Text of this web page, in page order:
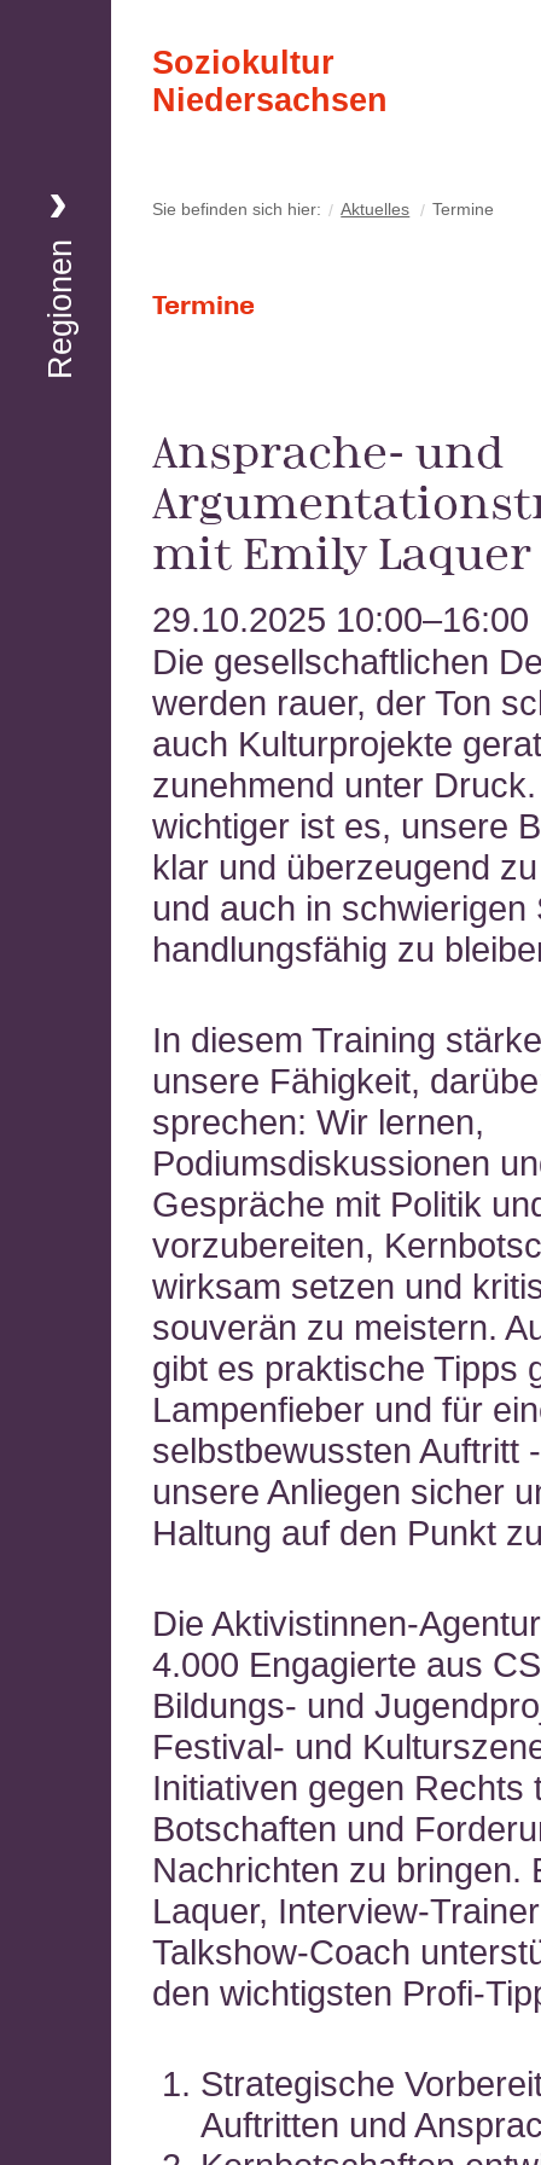
Soziokultur
Niedersachsen
Sie befinden sich hier: Aktuelles Termine
Regionen
Region Nord
Region Nord-Ost
Region Hannover
Region West
Termine
Ansprache- und
mit Emily
29.10.2025 10:00–16:00
Die gesellschaftlichen
werden rauer, der Ton
auch Kulturprojekte
zunehmend unter
wichtiger ist es, unsere
klar und überzeugend
und auch in schwierigen
handlungsfähig zu
In diesem Training
unsere Fähigkeit,
sprechen: Wir lernen,
Podiumsdiskussionen
Gespräche mit Politik
vorzubereiten,
wirksam setzen und
souverän zu meistern.
gibt es praktische Tipps
Lampenfieber und für
selbstbewussten Auftritt
unsere Anliegen sicher
Haltung auf den Punkt
Die Aktivistinnen-
4.000 Engagierte aus
Bildungs- und
Festival- und
Initiativen gegen Rechts
Botschaften und
Nachrichten zu bringen.
Laquer, Interview-
Talkshow-Coach
den wichtigsten Profi-
Strategische
Auftritten und